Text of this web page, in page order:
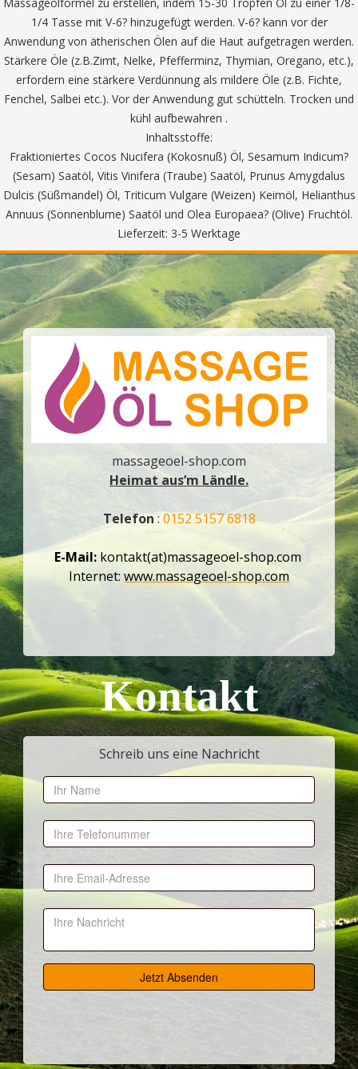
1/4 Tasse mit V-6? hinzugefügt werden. V-6? kann vor der
Anwendung von ätherischen Ölen auf die Haut aufgetragen werden.
Stärkere Öle (z.B.Zimt, Nelke, Pfefferminz, Thymian, Oregano, etc.),
erfordern eine stärkere Verdünnung als mildere Öle (z.B. Fichte,
Fenchel, Salbei etc.). Vor der Anwendung gut schütteln. Trocken und
kühl aufbewahren .
Inhaltsstoffe:
Fraktioniertes Cocos Nucifera (Kokosnuß) Öl, Sesamum Indicum?
(Sesam) Saatöl, Vitis Vinifera (Traube) Saatöl, Prunus Amygdalus
Dulcis (Süßmandel) Öl, Triticum Vulgare (Weizen) Keimöl, Helianthus
Annuus (Sonnenblume) Saatöl und Olea Europaea? (Olive) Fruchtöl.
Lieferzeit: 3-5 Werktage
massageoel-shop.com
Heimat aus’m Ländle.
Telefon: 0152 5157 6818
E-Mail: kontakt(at)massageoel-shop.com
Internet: www.massageoel-shop.com
Kontakt
Schreib uns eine Nachricht